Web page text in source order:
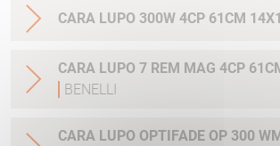
CARA LUPO 300W 4CP 61CM 14X1
CARA LUPO 7 REM MAG 4CP
BENELLI
CARA LUPO OPTIFADE OP 300